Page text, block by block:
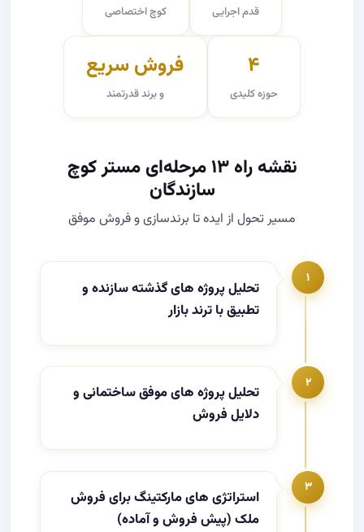
قدم اجرایی کوچ اختصاصی
۴
حوزه کلیدی
فروش سریع
و برند قدرتمند
نقشه راه ۱۳ مرحله‌ای مستر کوچ
سازندگان
مسیر تحول از ایده تا برندسازی و فروش موفق
۱
تحلیل پروژه های گذشته سازنده و
تطبیق با ترند بازار
۲
تحلیل پروژه های موفق ساختمانی و
دلایل فروش
۳
استراتژی های مارکتینگ برای فروش
ملک (پیش فروش و آماده)